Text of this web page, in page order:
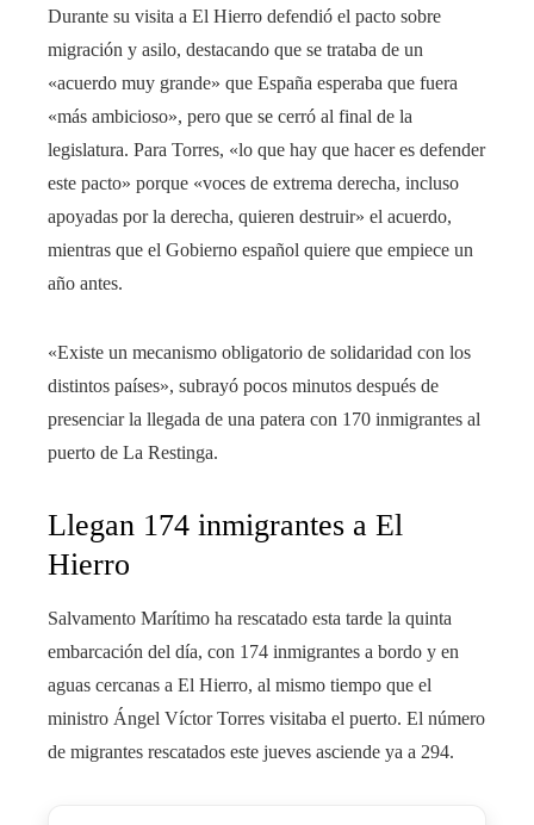
Durante su visita a El Hierro defendió el pacto sobre
migración y asilo, destacando que se trataba de un
«acuerdo muy grande» que España esperaba que fuera
«más ambicioso», pero que se cerró al final de la
legislatura. Para Torres, «lo que hay que hacer es defender
este pacto» porque «voces de extrema derecha, incluso
apoyadas por la derecha, quieren destruir» el acuerdo,
mientras que el Gobierno español quiere que empiece un
año antes.
«Existe un mecanismo obligatorio de solidaridad con los
distintos países», subrayó pocos minutos después de
presenciar la llegada de una patera con 170 inmigrantes al
puerto de La Restinga.
Llegan 174 inmigrantes a El
Hierro
Salvamento Marítimo ha rescatado esta tarde la quinta
embarcación del día, con 174 inmigrantes a bordo y en
aguas cercanas a El Hierro, al mismo tiempo que el
ministro Ángel Víctor Torres visitaba el puerto. El número
de migrantes rescatados este jueves asciende ya a 294.